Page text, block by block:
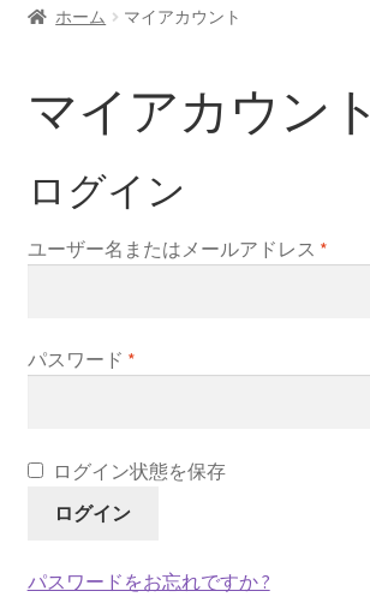
ホーム マイアカウント
マイアカウント
ログイン
ユーザー名またはメールアドレス *
パスワード *
ログイン状態を保存
ログイン
パスワードをお忘れですか ?